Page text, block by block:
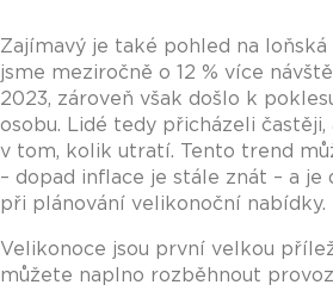
Zajímavý je také pohled na loňská
jsme meziročně o 12 % více
2023, zároveň však došlo k
osobu. Lidé tedy přicházeli
v tom, kolik utratí. Tento trend
– dopad inflace je stále znát – a
při plánování velikonoční nabídky.
Velikonoce jsou první velkou
můžete naplno rozběhnout